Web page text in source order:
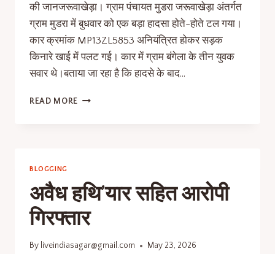
की जानजरूवाखेड़ा। ग्राम पंचायत मुडरा जरूवाखेड़ा अंतर्गत
ग्राम मुडरा में बुधवार को एक बड़ा हादसा होते-होते टल गया।
कार क्रमांक MP13ZL5853 अनियंत्रित होकर सड़क
किनारे खाई में पलट गई। कार में ग्राम बंगेला के तीन युवक
सवार थे।बताया जा रहा है कि हादसे के बाद…
READ MORE
BLOGGING
अवैध हथि’यार सहित आरोपी
गिरफ्तार
By liveindiasagar@gmail.com May 23, 2026